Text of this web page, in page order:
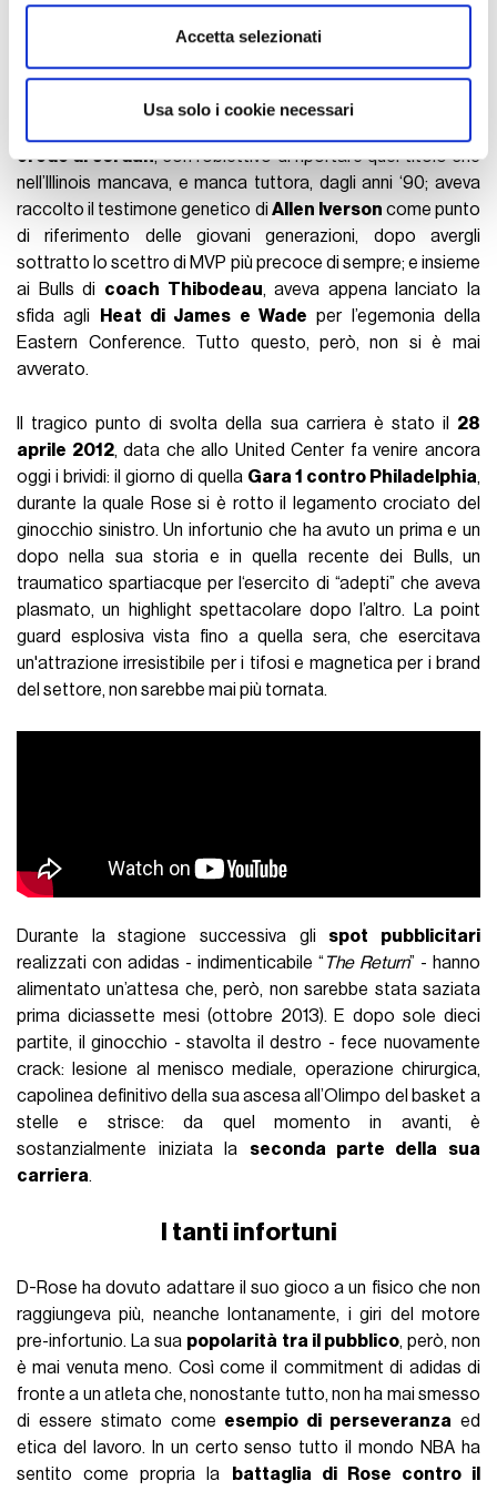
Utilizziamo i cookie per personalizzare contenuti ed
analizzare il nostro traffico. Condividiamo inoltre
informazioni sul modo in cui utilizza il nostro sito con i
nostri partner che si occupano di analisi dei dati web,
pubblicità e social media, i quali potrebbero combinarle
con altre informazioni che ha fornito loro o che hanno
raccolto dal suo utilizzo dei loro servizi.
Accetta selezionati
Usa solo i cookie necessari
contratto da 14 anni e 190 milioni di dollaricirca con il
brand tedesco. Era il momento in cui Rose, già padrone dei
erede di Jordan, con l’obiettivo di riportare quel titolo che
nell’Illinois mancava, e manca tuttora, dagli anni ‘90; aveva
raccolto il testimone genetico di Allen Iverson come punto
di riferimento delle giovani generazioni, dopo avergli
sottratto lo scettro di MVP più precoce di sempre; e insieme
ai Bulls di coach Thibodeau, aveva appena lanciato la
sfida agli
Heat di James e Wade per l’egemonia della
Eastern Conference. Tutto questo, però, non si è mai
avverato.
Il tragico punto di svolta della sua carriera è stato il 28
aprile 2012, data che allo United Center fa venire ancora
oggi i brividi: il giorno di quella Gara 1 contro Philadelphia,
durante la quale Rose si è rotto il legamento crociato del
ginocchio sinistro. Un infortunio che ha avuto un prima e un
dopo nella sua storia e in quella recente dei Bulls, un
traumatico spartiacque per l‘esercito di “adepti” che aveva
plasmato, un highlight spettacolare dopo l’altro. La point
guard esplosiva vista fino a quella sera, che esercitava
un'attrazione irresistibile per i tifosi e magnetica per i brand
del settore, non sarebbe mai più tornata.
Durante la stagione successiva gli spot pubblicitari
realizzati con adidas - indimenticabile “ The Return” - hanno
alimentato un’attesa che, però, non sarebbe stata saziata
prima diciassette mesi (ottobre 2013). E dopo sole dieci
partite, il ginocchio - stavolta il destro - fece nuovamente
crack: lesione al menisco mediale, operazione chirurgica,
capolinea definitivo della sua ascesa all’Olimpo del basket a
stelle e strisce: da quel momento in avanti, è
sostanzialmente iniziata la seconda parte della sua
carriera.
I tanti infortuni
D-Rose ha dovuto adattare il suo gioco a un fisico che non
raggiungeva più, neanche lontanamente, i giri del motore
pre-infortunio. La sua popolarità tra il pubblico, però, non
è mai venuta meno. Così come il commitment di adidas di
fronte a un atleta che, nonostante tutto, non ha mai smesso
di essere stimato come esempio di perseveranza ed
etica del lavoro. In un certo senso tutto il mondo NBA ha
sentito come propria la
battaglia di Rose contro il